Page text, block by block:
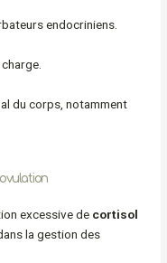
endocriniens.
du corps, notamment
excessive de cortisol
la gestion des